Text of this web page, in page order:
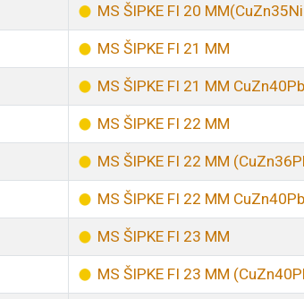
MS ŠIPKE FI 20
MS ŠIPKE FI 21 MM
MS ŠIPKE FI 21 MM
MS ŠIPKE FI 22 MM
MS ŠIPKE FI 22 MM
MS ŠIPKE FI 22 MM
MS ŠIPKE FI 23 MM
MS ŠIPKE FI 23 MM